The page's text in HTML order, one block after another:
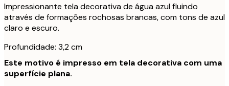
Impressionante tela decorativa de água azul fluindo
através de formações rochosas brancas, com tons de azul
claro e escuro.
Profundidade: 3,2 cm
Este motivo é impresso em tela decorativa com uma
superfície plana.